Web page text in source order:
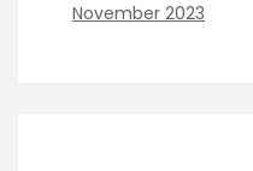
November 2023